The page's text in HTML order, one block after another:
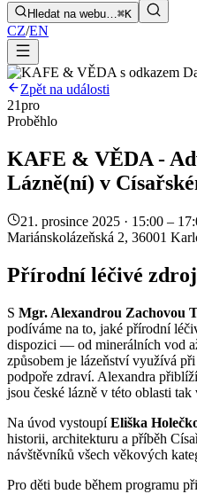
Hledat na webu…⌘K
CZ/EN
Zpět na události
21pro
Proběhlo
KAFE & VĚDA -
Lázně(ní) v
21. prosince 2025 · 15:00 –
Mariánskolázeňská 2, 36001
Přírodní léčivé
S Mgr. Alexandrou Zachovou
podíváme na to, jaké přírodní
dispozici — od minerálních vod
způsobem je lázeňství využívá
podpoře zdraví. Alexandra
jsou české lázně v této oblasti tak
Na úvod vystoupíEliška
historii, architekturu a příběh
návštěvníků všech věkových
Pro děti bude během programu